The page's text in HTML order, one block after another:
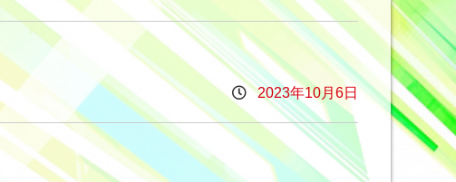
2023年10月6日